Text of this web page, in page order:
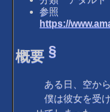
参照
https://
概要§
ある日、空から
僕は彼女を受